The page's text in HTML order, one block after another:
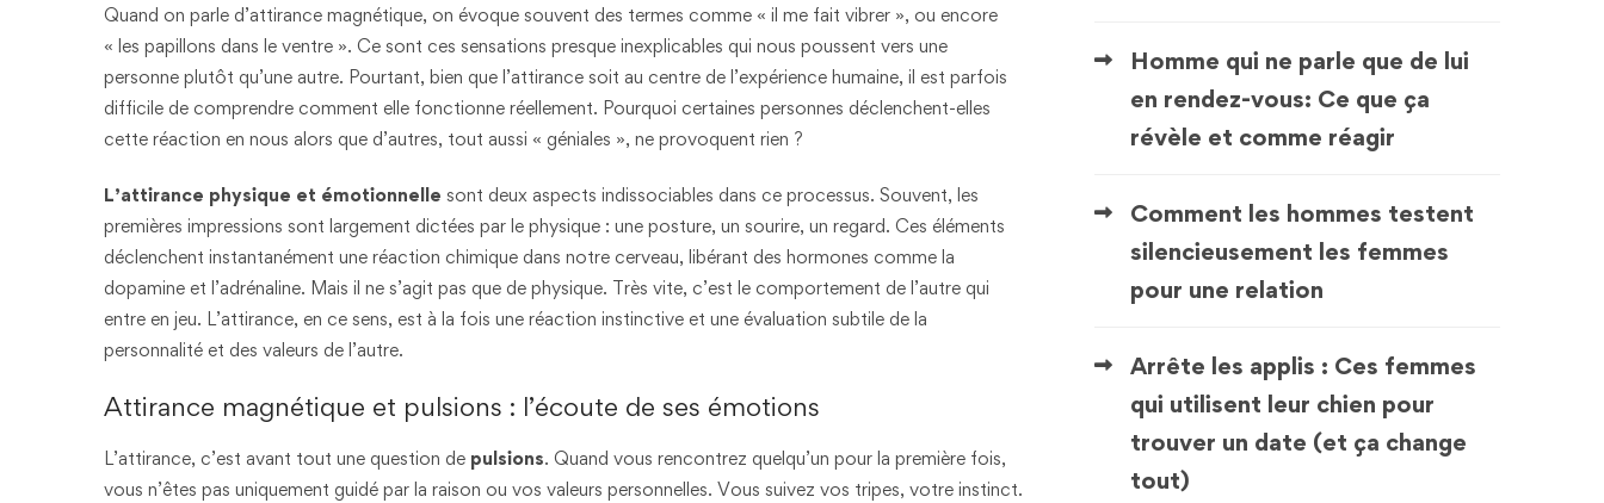
Quand on parle d’attirance magnétique, on évoque souvent des termes comme « il me fait vibrer », ou encore
« les papillons dans le ventre ». Ce sont ces sensations presque inexplicables qui nous poussent vers une
personne plutôt qu’une autre. Pourtant, bien que l’attirance soit au centre de l’expérience humaine, il est parfois
difficile de comprendre comment elle fonctionne réellement. Pourquoi certaines personnes déclenchent-elles
cette réaction en nous alors que d’autres, tout aussi « géniales », ne provoquent rien ?
L’attirance physique et émotionnelle sont deux aspects indissociables dans ce processus. Souvent, les
premières impressions sont largement dictées par le physique : une posture, un sourire, un regard. Ces éléments
déclenchent instantanément une réaction chimique dans notre cerveau, libérant des hormones comme la
dopamine et l’adrénaline. Mais il ne s’agit pas que de physique. Très vite, c’est le comportement de l’autre qui
entre en jeu. L’attirance, en ce sens, est à la fois une réaction instinctive et une évaluation subtile de la
personnalité et des valeurs de l’autre.
Attirance magnétique et pulsions : l’écoute de ses émotions
L’attirance, c’est avant tout une question de pulsions. Quand vous rencontrez quelqu’un pour la première fois,
vous n’êtes pas uniquement guidé par la raison ou vos valeurs personnelles. Vous suivez vos tripes, votre instinct.
Homme qui ne parle que de lui
en rendez-vous: Ce que ça
révèle et comme réagir
Comment les hommes testent
silencieusement les femmes
pour une relation
Arrête les applis : Ces femmes
qui utilisent leur chien pour
trouver un date (et ça change
tout)